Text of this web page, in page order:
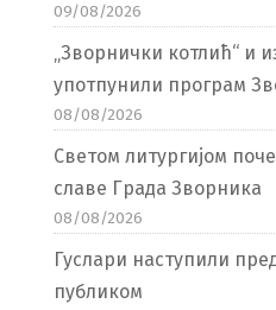
09/08/2026
„Зворнички котлић“ и
употпунили програм
08/08/2026
Светом литургијом
славе Града Зворника
08/08/2026
Гуслари наступили
публиком